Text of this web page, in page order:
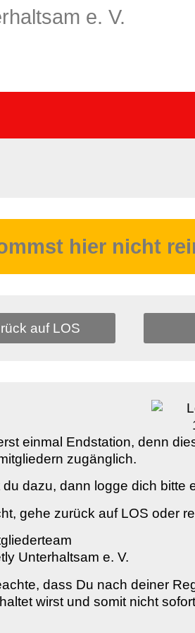
e. V.
hier nicht
auf LOS
einmal Endstation, denn
zugänglich.
du dazu, dann logge dich bitte
gehe zurück auf LOS oder
Unterhaltsam e. V.
dass Du nach deiner
wirst und somit nicht